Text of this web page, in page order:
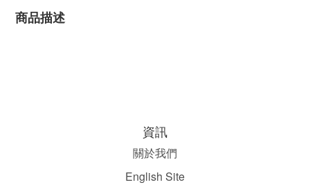
商品描述
資訊
關於我們
English Site